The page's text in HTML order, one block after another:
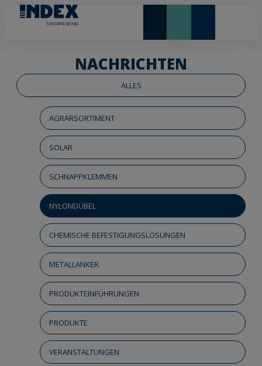
NACHRICHTEN
ALLES
AGRARSORTIMENT
SOLAR
SCHNAPPKLEMMEN
NYLONDÜBEL
CHEMISCHE BEFESTIGUNGSLÖSUNGEN
METALLANKER
PRODUKTEINFÜHRUNGEN
PRODUKTE
VERANSTALTUNGEN